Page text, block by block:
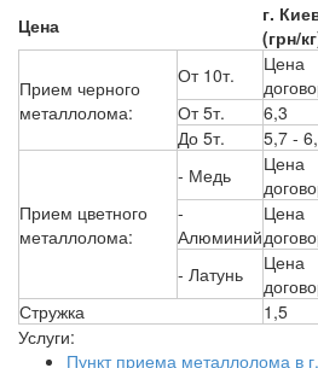
Цена
г.
(грн/
Прием черного
металлолома:
От 10т.
Цена
От 5т.
6,3
До 5т.
5,7 -
Прием цветного
металлолома:
- Медь
Цена
-
Алюминий
Цена
- Латунь
Цена
Стружка
1,5
Услуги:
Пункт приема металлолома в